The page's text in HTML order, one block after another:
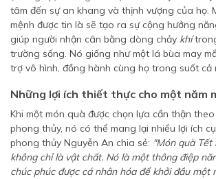
tâm đến sự an khang và thịnh vượng của họ.
mệnh được tin là sẽ tạo ra sự cộng hưởng
giúp người nhận cân bằng dòng chảy khí
trường sống. Nó giống như một lá bùa may
trợ vô hình, đồng hành cùng họ trong suốt cả
Những lợi ích thiết thực cho một năm
Khi một món quà được chọn lựa cẩn thận
phong thủy, nó có thể mang lại nhiều lợi ích
phong thủy Nguyễn An chia sẻ: "Món quà
không chỉ là vật chất. Nó là một thông điệp
chúc phúc được cá nhân hóa để khởi đầu một